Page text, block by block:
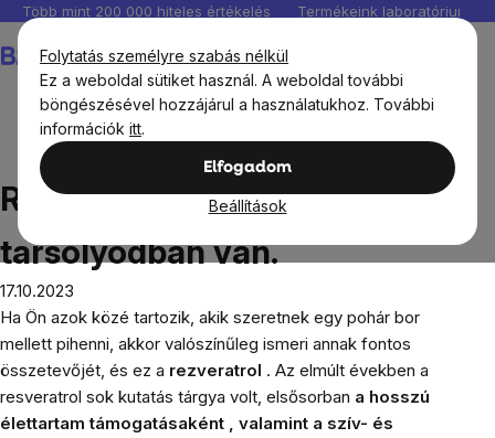
Folytatás személyre szabás nélkül
Ez a weboldal sütiket használ. A weboldal további
böngészésével hozzájárul a használatukhoz. További
információk itt.
Elfogadom
Beállítások
Ugrás
fő
tartalomhoz
Több mint 200 000 hiteles értékelés Termékeink
Resveratrol 5 ok, amiért a tarsolyodban van.
Resveratrol 5 ok, amiért a
tarsolyodban van.
17.10.2023
Ha Ön azok közé tartozik, akik szeretnek egy pohár bor
mellett pihenni, akkor valószínűleg ismeri annak fontos
összetevőjét, és ez a rezveratrol . Az elmúlt években a
resveratrol sok kutatás tárgya volt, elsősorban a hosszú
élettartam támogatásaként , valamint a szív- és